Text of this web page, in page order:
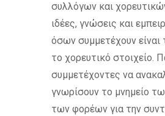
συλλόγων και
ιδέες, γνώσεις και
όσων συμμετέχουν
το χορευτικό στοιχείο.
συμμετέχοντες να
γνωρίσουν το μνημείο
των φορέων για την